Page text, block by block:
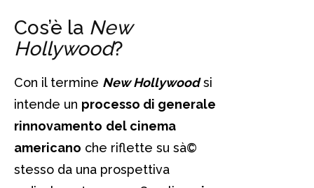
Cos’è la New
Hollywood?
Con il termine New Hollywoodsi
intende un processo di generale
rinnovamento del cinema
americano che riflette su sà©
stesso da una prospettiva